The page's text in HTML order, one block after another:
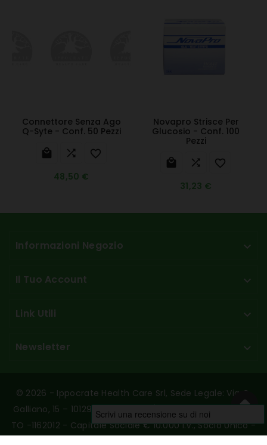
Connettore Senza Ago
Q-Syte - Conf. 50 Pezzi
  
48,50 €
Novapro Strisce Per
Glucosio - Conf. 100
Pezzi
  
31,23 €
Informazioni Negozio 
Il Tuo Account 
Link Utili 
Newsletter 
© 2026 - Ippocrate Health Care Srl, Sede Legale: Via G.
Galliano, 15 – 10129 Torino - P.Iva/C.F. 10789230017 - REA:
TO -1162012 - Capitale Sociale € 10.000 I.v., Socio Unico -